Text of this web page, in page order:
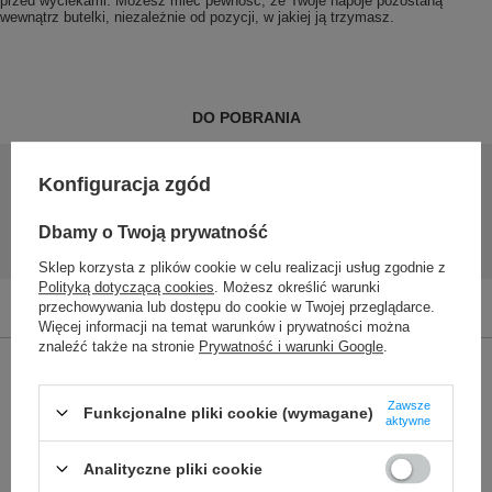
wewnątrz butelki, niezależnie od pozycji, w jakiej ją trzymasz.
DO POBRANIA
Zasoby dotyczące bezpieczeństwa i produktów
Instrukcja-Atena
produkt na terenie UE
Więcej
Konfiguracja zgód
Dbamy o Twoją prywatność
Sklep korzysta z plików cookie w celu realizacji usług zgodnie z
Polityką dotyczącą cookies . Możesz określić warunki
przechowywania lub dostępu do cookie w Twojej przeglądarce.
Więcej informacji na temat warunków i prywatności można
znaleźć także na stronie Prywatność i warunki Google
Funkcjonalne pliki cookie (wymagane)
Zawsze
aktywne
Analityczne pliki cookie